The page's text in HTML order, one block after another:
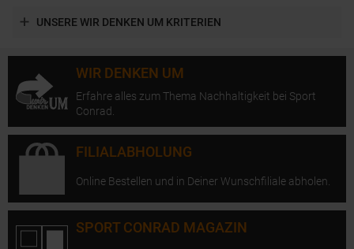
UNSERE WIR DENKEN UM KRITERIEN
WIR DENKEN UM
Erfahre alles zum Thema Nachhaltigkeit bei Sport
Conrad.
FILIALABHOLUNG
Online Bestellen und in Deiner Wunschfiliale abholen.
SPORT CONRAD MAGAZIN